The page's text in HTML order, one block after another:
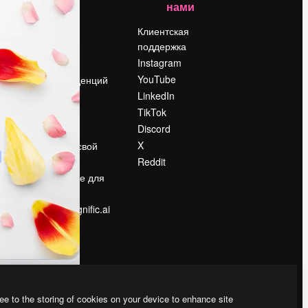
Цены
Reviews
Вакансии
Поиск тенденций
События
Slidesgo
Продайте свой
контент
Помещение для
прессы
Ищете magnific.ai
нами
Клиентская
поддержка
Instagram
YouTube
LinkedIn
TikTok
Discord
X
Reddit
to the storing of cookies on your device to enhance site